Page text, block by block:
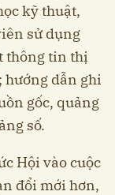
kỹ thuật,
sử dụng
thông tin thị
dẫn ghi
gốc, quảng
số.
Hội vào cuộc
đổi mới hơn,